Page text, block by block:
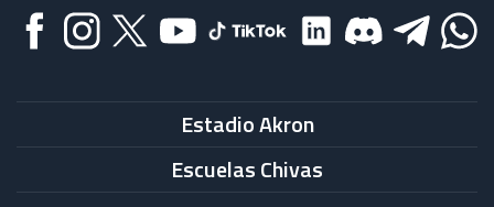
Estadio Akron
Escuelas Chivas